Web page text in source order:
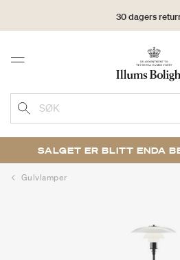
30 dagers
Menu
SØK
SALGET ER BLITT ENDA
Gulvlamper